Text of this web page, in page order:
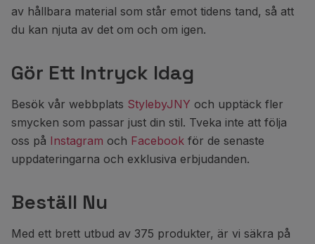
av hållbara material som står emot tidens tand, så att
du kan njuta av det om och om igen.
Gör Ett Intryck Idag
Besök vår webbplats StylebyJNY och upptäck fler
smycken som passar just din stil. Tveka inte att följa
oss på Instagram och Facebook för de senaste
uppdateringarna och exklusiva erbjudanden.
Beställ Nu
Med ett brett utbud av 375 produkter, är vi säkra på